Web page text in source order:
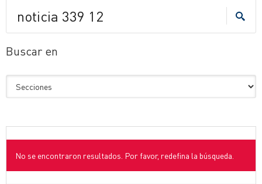
Buscar en
No se encontraron resultados. Por favor, redefina la búsqueda.